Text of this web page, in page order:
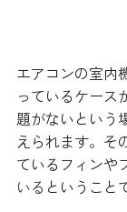
エアコンの室内
っているケース
題がないという
えられます。そ
ているフィンや
いる ということ